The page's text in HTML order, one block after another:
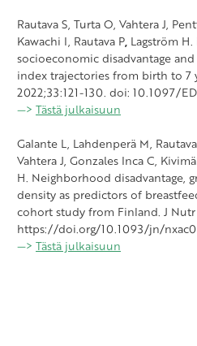
Rautava S, Turta O, Vahtera J,
Kawachi I, Rautava P, Lagström
socioeconomic disadvantage
index trajectories from birth to 7
2022;33:121-130. doi: 10.1097/
—> Tästä julkaisuun
Galante L, Lahdenperä M,
Vahtera J, Gonzales Inca C,
H. Neighborhood disadvantage,
density as predictors of
cohort study from Finland. J Nutr
https://doi.org/10.1093/jn/
—> Tästä julkaisuun